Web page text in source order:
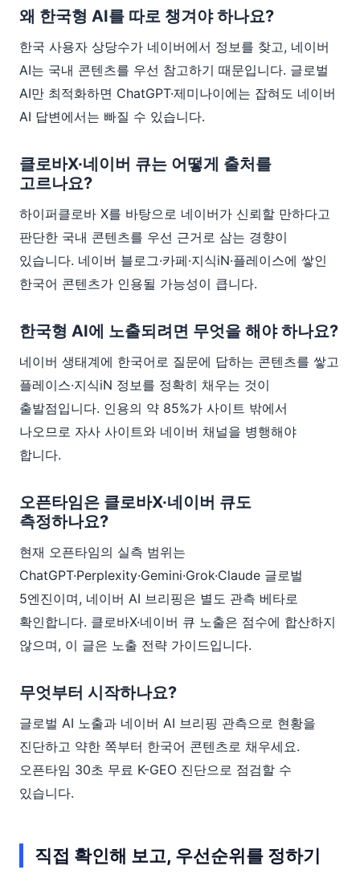
왜 한국형 AI를 따로 챙겨야 하나요?
한국 사용자 상당수가 네이버에서 정보를 찾고, 네이버
AI는 국내 콘텐츠를 우선 참고하기 때문입니다. 글로벌
AI만 최적화하면 ChatGPT·제미나이에는 잡혀도 네이버
AI 답변에서는 빠질 수 있습니다.
클로바X·네이버 큐는 어떻게 출처를
고르나요?
하이퍼클로바 X를 바탕으로 네이버가 신뢰할 만하다고
판단한 국내 콘텐츠를 우선 근거로 삼는 경향이
있습니다. 네이버 블로그·카페·지식iN·플레이스에 쌓인
한국어 콘텐츠가 인용될 가능성이 큽니다.
한국형 AI에 노출되려면 무엇을 해야 하나요?
네이버 생태계에 한국어로 질문에 답하는 콘텐츠를 쌓고
플레이스·지식iN 정보를 정확히 채우는 것이
출발점입니다. 인용의 약 85%가 사이트 밖에서
나오므로 자사 사이트와 네이버 채널을 병행해야
합니다.
오픈타임은 클로바X·네이버 큐도
측정하나요?
현재 오픈타임의 실측 범위는
ChatGPT·Perplexity·Gemini·Grok·Claude 글로벌
5엔진이며, 네이버 AI 브리핑은 별도 관측 베타로
확인합니다. 클로바X·네이버 큐 노출은 점수에 합산하지
않으며, 이 글은 노출 전략 가이드입니다.
무엇부터 시작하나요?
글로벌 AI 노출과 네이버 AI 브리핑 관측으로 현황을
진단하고 약한 쪽부터 한국어 콘텐츠로 채우세요.
오픈타임 30초 무료 K-GEO 진단으로 점검할 수
있습니다.
직접 확인해 보고, 우선순위를 정하기